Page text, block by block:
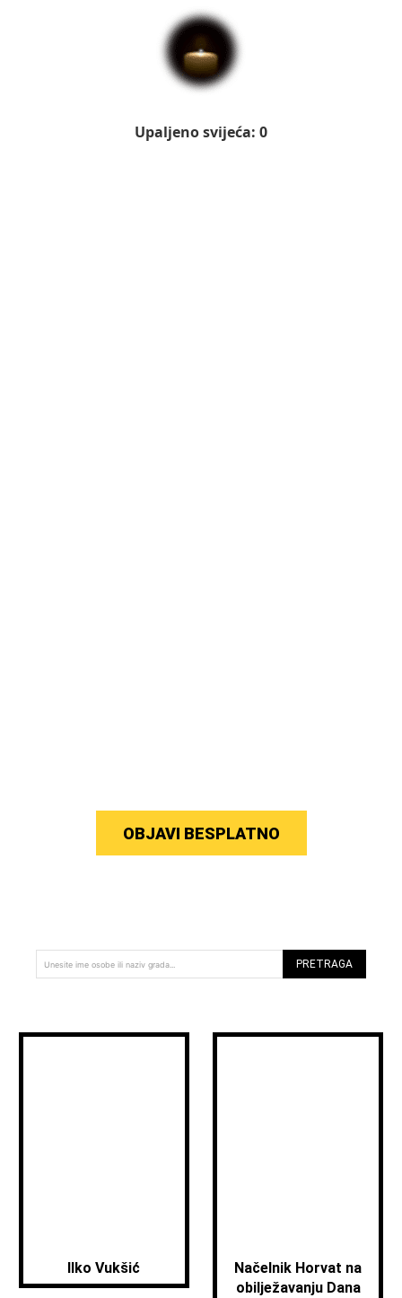
Upaljeno svijeća: 0
OBJAVI BESPLATNO
Unesite ime osobe ili naziv grada... PRETRAGA
Ilko Vukšić
Načelnik Horvat na
obilježavanju Dana